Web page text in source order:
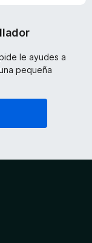
le ayudes a
pequeña